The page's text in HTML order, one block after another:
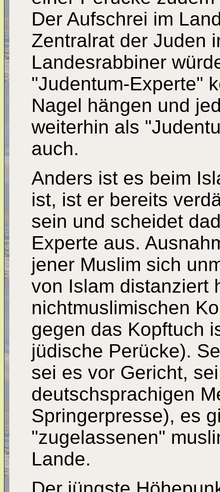
Der Aufschrei im
Zentralrat der Juden
Landesrabbiner
"Judentum-Experte"
Nagel hängen und
weiterhin als
auch.
Anders ist es beim
ist, ist er bereits
sein und scheidet
Experte aus.
jener Muslim sich
von Islam distanziert
nichtmuslimischen
gegen das Kopftuch
jüdische Perücke).
sei es vor Gericht,
deutschsprachigen
Springerpresse), es
"zugelassenen"
Lande.